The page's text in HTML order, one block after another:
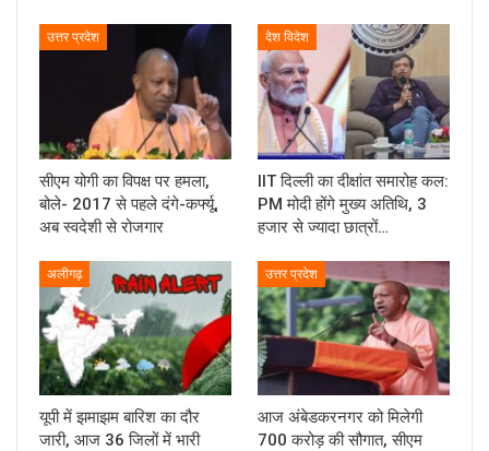
उत्तर प्रदेश
सीएम योगी का विपक्ष पर हमला,
बोले- 2017 से पहले दंगे-कर्फ्यू,
अब स्वदेशी से रोजगार
देश विदेश
IIT दिल्ली का दीक्षांत समारोह कल:
PM मोदी होंगे मुख्य अतिथि, 3
हजार से ज्यादा छात्रों…
अलीगढ़
यूपी में झमाझम बारिश का दौर
जारी, आज 36 जिलों में भारी
उत्तर प्रदेश
आज अंबेडकरनगर को मिलेगी
700 करोड़ की सौगात, सीएम